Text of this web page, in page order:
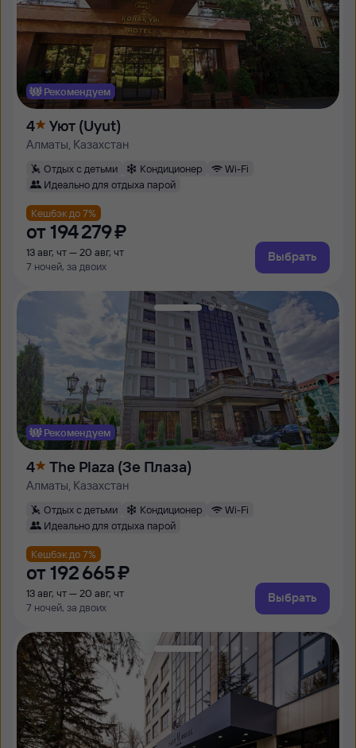
Рекомендуем
4 Уют (Uyut)
Алматы, Казахстан
Отдых с детьми Кондиционер
Wi-Fi
Идеально для отдыха парой
Кешбэк до 7%
от 194 ⁠279 ⁠₽
13 авг, чт — 20 авг, чт
7 ночей, за двоих
Выбрать
Рекомендуем
4 The Plaza (Зе Плаза)
Алматы, Казахстан
Отдых с детьми Кондиционер
Wi-Fi
Идеально для отдыха парой
Кешбэк до 7%
от 192 ⁠665 ⁠₽
13 авг, чт — 20 авг, чт
7 ночей, за двоих
Выбрать